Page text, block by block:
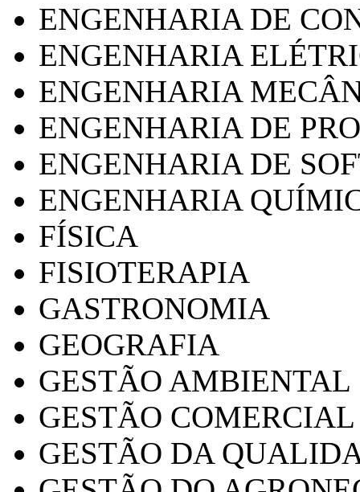
ENGENHARIA DE
ENGENHARIA
ENGENHARIA
ENGENHARIA DE
ENGENHARIA DE
ENGENHARIA
FÍSICA
FISIOTERAPIA
GASTRONOMIA
GEOGRAFIA
GESTÃO AMBIENTAL
GESTÃO COMERCIAL
GESTÃO DA